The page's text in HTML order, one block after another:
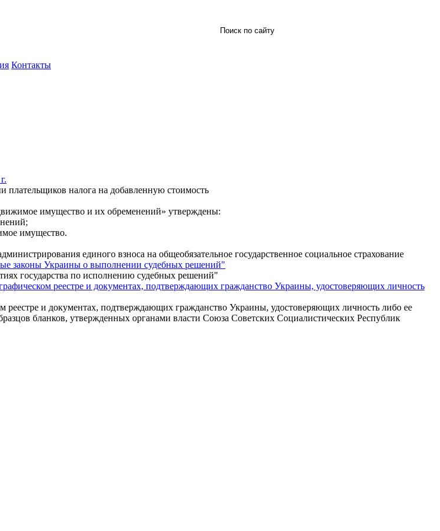
Контакты
налога на добавленную стоимость
имущество и их обременений» утверждены:
имущество.
единого взноса на общеобязательное государственное социальное страхование
законы Украины о выполнении судебных решений"
государства по исполнению судебных решений"
реестре и документах, подтверждающих гражданство Украины, удостоверяющих личность
и документах, подтверждающих гражданство Украины, удостоверяющих личность либо ее
бланков, утвержденных органами власти Союза Советских Социалистических Республик